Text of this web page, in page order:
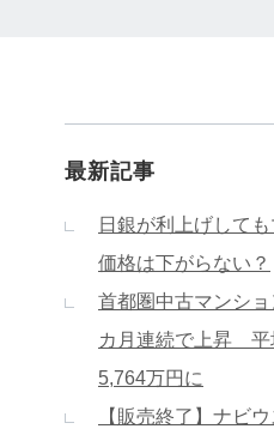
最新記事
日銀が利上げして
価格は下がらない？
首都圏中古マンシ
カ月連続で上昇 平
5,764万円に
【販売終了】ナビウ